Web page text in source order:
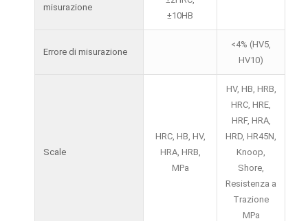
misurazione
±10HB
Errore di misurazione
<4% (HV5,
HV10)
Scale
HRC, HB, HV,
HRA, HRB,
MPa
HV, HB, HRB,
HRC, HRE,
HRF, HRA,
HRD, HR45N,
Knoop,
Shore,
Resistenza a
Trazione
MPa